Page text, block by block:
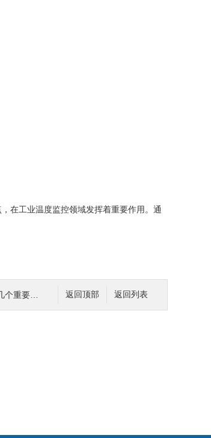
在工业温度监控领域发挥着重要作用。通
返回列表
返回顶部
可忽视的